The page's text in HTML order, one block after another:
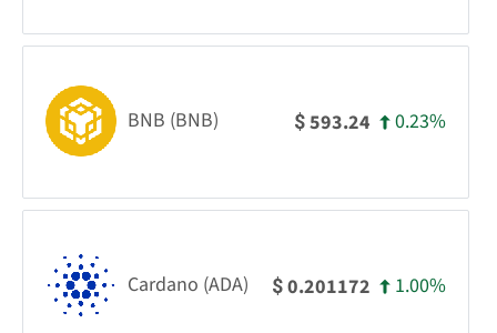
BNB (BNB) $593.24 0.23%
Cardano (ADA) $0.201172 1.00%